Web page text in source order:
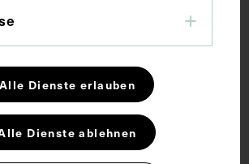
Alle Dienste erlauben
Dienste ablehnen